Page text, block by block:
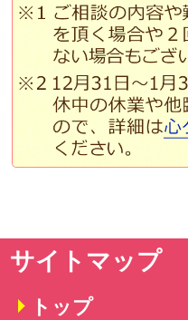
サイトマップ
トップ